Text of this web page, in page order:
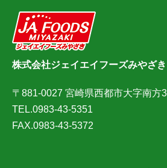
株式会社ジェイエイフーズみやざき
〒881-0027 宮崎県西都市大字南方
TEL.0983-43-5351
FAX.0983-43-5372